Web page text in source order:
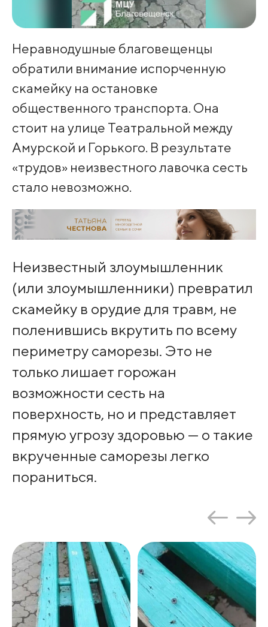
Неравнодушные благовещенцы
обратили внимание испорченную
скамейку на остановке
общественного транспорта. Она
стоит на улице Театральной между
Амурской и Горького. В результате
«трудов» неизвестного лавочка сесть
стало невозможно.
Неизвестный злоумышленник
(или злоумышленники) превратил
скамейку в орудие для травм, не
поленившись вкрутить по всему
периметру саморезы. Это не
только лишает горожан
возможности сесть на
поверхность, но и представляет
прямую угрозу здоровью — о такие
вкрученные саморезы легко
пораниться.